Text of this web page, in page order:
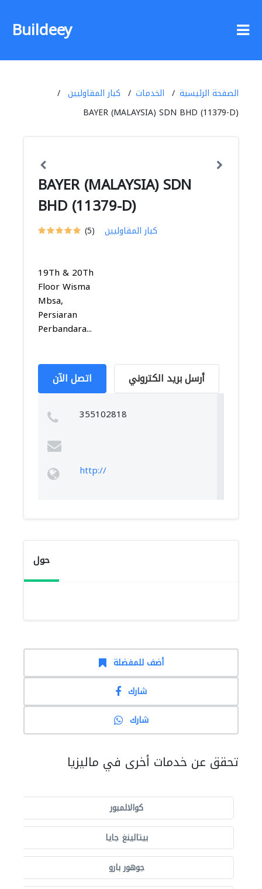
Buildeey
الصفحة الرئيسية الخدمات
كبار المقاوليين
BAYER (MALAYSIA) SDN BHD (11379-D)
BAYER (MALAYSIA) SDN
BHD (11379-D)
(5) كبار المقاوليين
19Th & 20Th
Floor Wisma
Mbsa,
Persiaran
Perbandara...
اتصل الآن أرسل بريد الكتروني
355102818
http://
حول
أضف للمفضلة
شارك
شارك
تحقق عن خدمات أخرى في ماليزيا
كوالالمبور
بيتالينغ جايا
جوهور بارو